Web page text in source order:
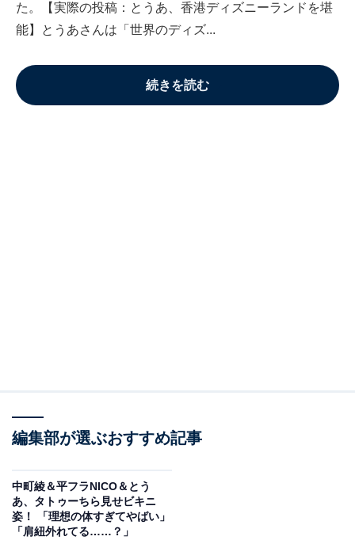
た。【実際の投稿：とうあ、香港ディズニーランドを堪
能】とうあさんは「世界のディズ...
続きを読む
編集部が選ぶおすすめ記事
中町綾＆平フラNICO＆とう
あ、タトゥーちら見せビキニ
姿！ 「理想の体すぎてやばい」
「肩紐外れてる……？」